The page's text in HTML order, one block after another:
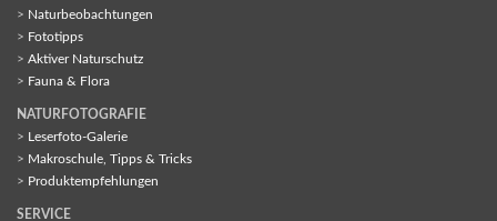
> Naturbeobachtungen
> Fototipps
> Aktiver Naturschutz
> Fauna & Flora
NATURFOTOGRAFIE
> Leserfoto-Galerie
> Makroschule, Tipps & Tricks
> Produktempfehlungen
SERVICE